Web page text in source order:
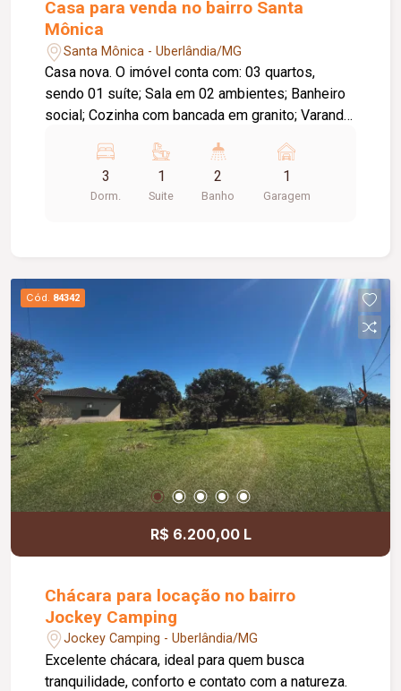
com borda infinita, academia, quadra esportiva,
brinquedoteca, home cinema, espaço gourmet,
bistrô grill, coworking, espaço teens e diversas
comodidades para toda a família. Uma excelente
opção para quem busca morar com
acabamento. Agende uma visita e venha conhecer
este incrível imóvel!
Casa para venda no bairro Santa
Mônica
Santa Mônica - Uberlândia/MG
Casa nova. O imóvel conta com: 03 quartos,
sendo 01 suíte; Sala em 02 ambientes; Banheiro
social; Cozinha com bancada em granito; Varanda;
nova; Piso em porcelanato; Ambientes bem
distribuídos, proporcionando conforto,
praticidade e excelente padrão de acabamento.
3
Dorm.
1
Suite
2
Banho
1
Garagem
Cód. 84342
R$ 6.200,00 L
Chácara para locação no bairro
Jockey Camping
Jockey Camping - Uberlândia/MG
Excelente chácara, ideal para quem busca
tranquilidade, conforto e contato com a natureza.